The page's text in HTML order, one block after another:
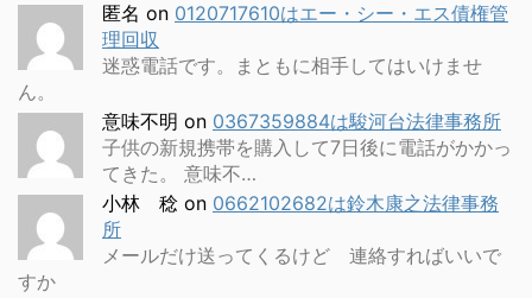
匿名 on 0120717610はエー・シー・エス債権管
理回収
迷惑電話です。まともに相手してはいけませ
ん。
意味不明 on 0367359884は駿河台法律事務所
子供の新規携帯を購入して7日後に電話がかかっ
てきた。 意味不…
小林 稔 on 0662102682は鈴木康之法律事務
所
メールだけ送ってくるけど 連絡すればいいで
すか